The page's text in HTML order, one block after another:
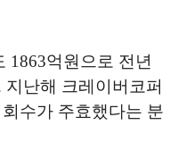
1863억원으로 전년
난해 크레이버코퍼
수가 주효했다는 분